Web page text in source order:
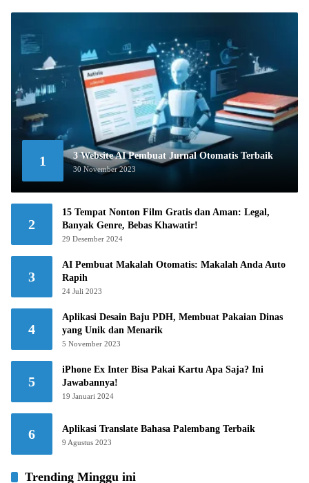
1 3 Website AI Pembuat Jurnal Otomatis Terbaik
30 November 2023
2
15 Tempat Nonton Film Gratis dan Aman: Legal,
Banyak Genre, Bebas Khawatir!
29 Desember 2024
3
AI Pembuat Makalah Otomatis: Makalah Anda Auto
Rapih
24 Juli 2023
4
Aplikasi Desain Baju PDH, Membuat Pakaian Dinas
yang Unik dan Menarik
5 November 2023
5
iPhone Ex Inter Bisa Pakai Kartu Apa Saja? Ini
Jawabannya!
19 Januari 2024
6 Aplikasi Translate Bahasa Palembang Terbaik
9 Agustus 2023
Trending Minggu ini